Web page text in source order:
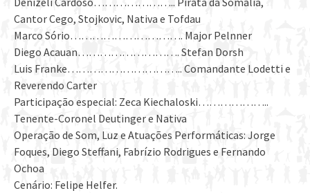
Cantor Cego, Stojkovic, Nativa e Tofdau
Marco Sório…………………………. Major Pelnner
Diego Acauan………………………. Stefan Dorsh
Luis Franke………………………….. Comandante Lodetti e
Reverendo Carter
Participação especial: Zeca Kiechaloski………………..
Tenente-Coronel Deutinger e Nativa
Operação de Som, Luz e Atuações Performáticas: Jorge
Foques, Diego Steffani, Fabrízio Rodrigues e Fernando
Ochoa
Cenário: Felipe Helfer.